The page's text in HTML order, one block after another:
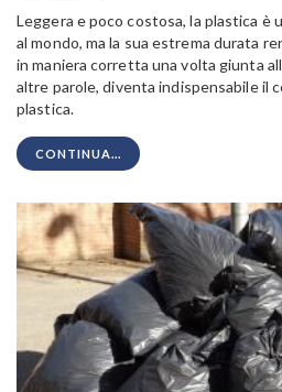
Leggera e poco costosa, la plastica è
al mondo, ma la sua estrema durata
in maniera corretta una volta giunta
altre parole, diventa indispensabile il
plastica.
CONTINUA...